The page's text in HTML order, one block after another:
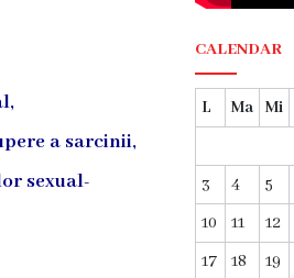
a sarcinii,
sexual-
CALENDAR
L Ma Mi
3
4 5
10
11 12
17
18 19